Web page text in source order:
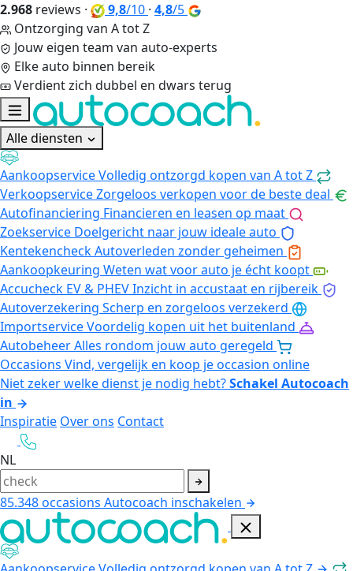
2.968 reviews · 9,8/10 · 4,8/5
Ontzorging van A tot Z
Jouw eigen team van auto-experts
Elke auto binnen bereik
Verdient zich dubbel en dwars terug
Alle diensten
AankoopserviceVolledig ontzorgd kopen van A tot Z
VerkoopserviceZorgeloos verkopen voor de beste deal
Autofinanciering Financieren en leasen op maat
Zoekservice Doelgericht naar jouw ideale auto
KentekencheckAutoverleden zonder geheimen
Aankoopkeuring Weten wat voor auto je écht koopt
Accucheck EV & PHEVInzicht in accustaat en rijbereik
Autoverzekering Scherp en zorgeloos verzekerd
ImportserviceVoordelig kopen uit het buitenland
AutobeheerAlles rondom jouw auto geregeld
Occasions Vind, vergelijk en koop je occasion online
Niet zeker welke dienst je nodig hebt?Schakel Autocoach
in
Inspiratie Over ons Contact
NL
85.348occasions Autocoach inschakelen